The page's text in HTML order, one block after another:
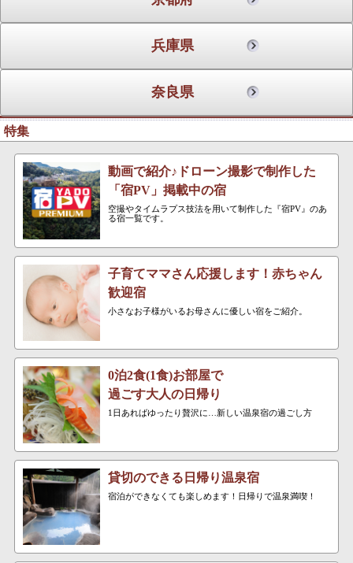
兵庫県
奈良県
特集
動画で紹介♪ドローン撮影で制作した
「宿PV」掲載中の宿
空撮やタイムラプス技法を用いて制作した『宿PV』のあ
る宿一覧です。
子育てママさん応援します！赤ちゃん
歓迎宿
小さなお子様がいるお母さんに優しい宿をご紹介。
0泊2食(1食)お部屋で
過ごす大人の日帰り
1日あればゆったり贅沢に…新しい温泉宿の過ごし方
貸切のできる日帰り温泉宿
宿泊ができなくても楽しめます！日帰りで温泉満喫！